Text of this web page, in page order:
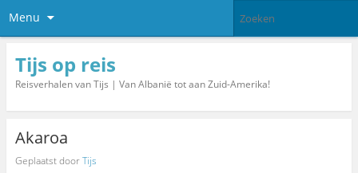
Menu
Tijs op reis
Reisverhalen van Tijs | Van Albanië tot aan Zuid-Amerika!
Akaroa
Geplaatst doorTijs